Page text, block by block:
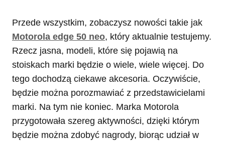
Przede wszystkim, zobaczysz nowości takie jak
Motorola edge 50 neo, który aktualnie testujemy.
Rzecz jasna, modeli, które się pojawią na
stoiskach marki będzie o wiele, wiele więcej. Do
tego dochodzą ciekawe akcesoria. Oczywiście,
będzie można porozmawiać z przedstawicielami
marki. Na tym nie koniec. Marka Motorola
przygotowała szereg aktywności, dzięki którym
będzie można zdobyć nagrody, biorąc udział w